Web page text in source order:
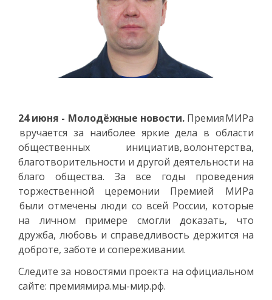
24 июня - Молодёжные новости. Премия МИРа
вручается за наиболее яркие дела в области
общественных инициатив, волонтерства,
благотворительности и другой деятельности на
благо общества. За все годы проведения
торжественной церемонии Премией МИРа
были отмечены люди со всей России, которые
на личном примере смогли доказать, что
дружба, любовь и справедливость держится на
доброте, заботе и сопереживании.
Следите за новостями проекта на официальном
сайте: премиямира.мы-мир.рф.